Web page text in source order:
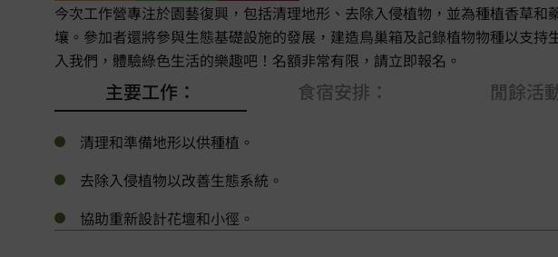
今次工作營專注於園藝復興，包括清理地形、去除入侵植物，並為種植香草和
壤。參加者還將參與生態基礎設施的發展，建造鳥巢箱及記錄植物物種以支持
入我們，體驗綠色生活的樂趣吧！名額非常有限，請立即報名。
主要工作： 食宿安排： 閒餘活
清理和準備地形以供種植。
去除入侵植物以改善生態系統。
協助重新設計花壇和小徑。